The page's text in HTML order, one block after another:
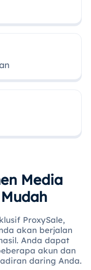
Media
ProxySale,
akan berjalan
Anda dapat
akun dan
daring Anda.